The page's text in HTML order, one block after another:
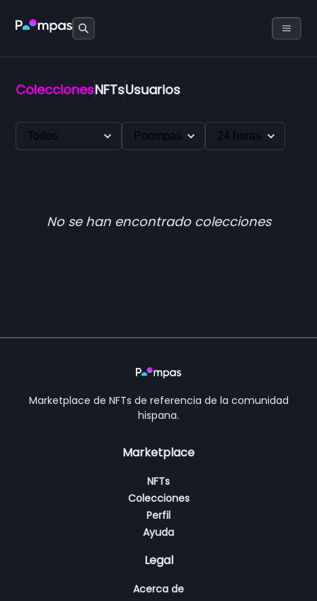
ColeccionesNFTsUsuarios
No se han encontrado colecciones
Marketplace de NFTs de referencia de la comunidad
hispana.
Marketplace
NFTs
Colecciones
Perfil
Ayuda
Legal
Acerca de